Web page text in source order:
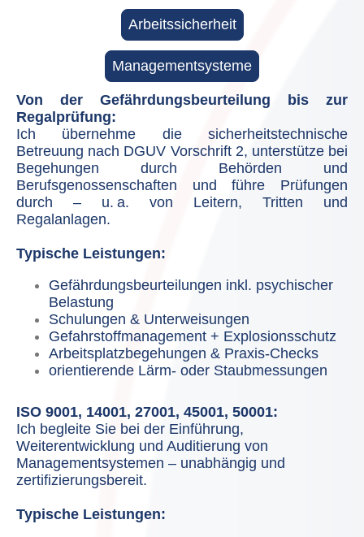
Arbeitssicherheit
Managementsysteme
Von der Gefährdungsbeurteilung bis zur
Regalprüfung:
Ich übernehme die sicherheitstechnische
Betreuung nach DGUV Vorschrift 2, unterstütze bei
Begehungen durch Behörden und
Berufsgenossenschaften und führe Prüfungen
durch – u. a. von Leitern, Tritten und
Regalanlagen.
Typische Leistungen:
Gefährdungsbeurteilungen inkl. psychischer
Belastung
Schulungen & Unterweisungen
Gefahrstoffmanagement + Explosionsschutz
Arbeitsplatzbegehungen & Praxis-Checks
orientierende Lärm- oder Staubmessungen
ISO 9001, 14001, 27001, 45001, 50001:
Ich begleite Sie bei der Einführung,
Weiterentwicklung und Auditierung von
Managementsystemen – unabhängig und
zertifizierungsbereit.
Typische Leistungen: